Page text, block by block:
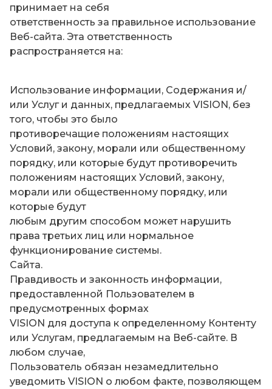
принимает на себя
ответственность за правильное использование
Веб-сайта. Эта ответственность
распространяется на:
Использование информации, Содержания и/
или Услуг и данных, предлагаемых VISION, без
того, чтобы это было
противоречащие положениям настоящих
Условий, закону, морали или общественному
порядку, или которые будут противоречить
положениям настоящих Условий, закону,
морали или общественному порядку, или
которые будут
любым другим способом может нарушить
права третьих лиц или нормальное
функционирование системы.
Сайта.
Правдивость и законность информации,
предоставленной Пользователем в
предусмотренных формах
VISION для доступа к определенному Контенту
или Услугам, предлагаемым на Веб-сайте. В
любом случае,
Пользователь обязан незамедлительно
уведомить VISION о любом факте, позволяющем